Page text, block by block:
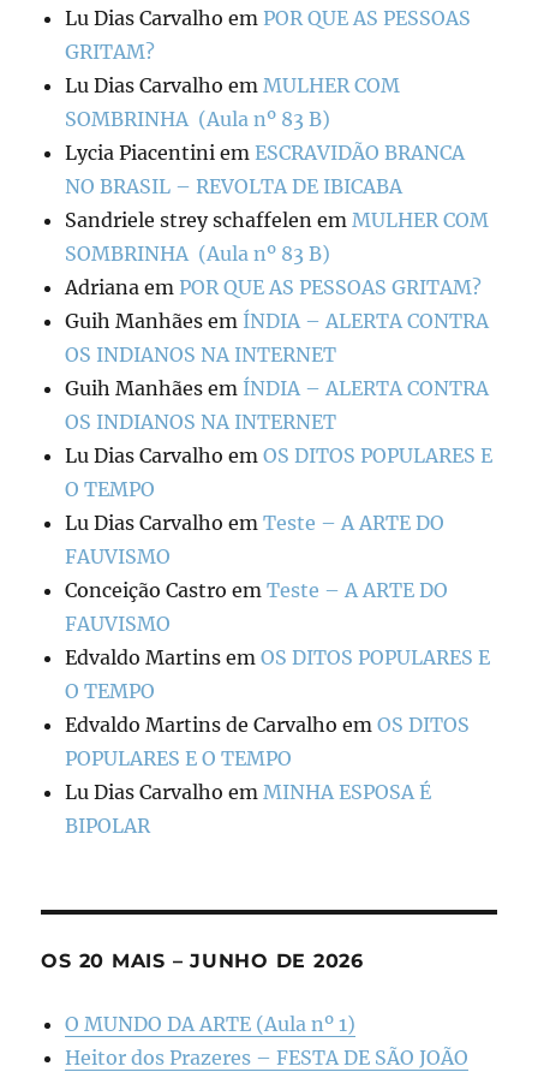
Lu Dias Carvalho emPOR QUE AS PESSOAS
GRITAM?
Lu Dias Carvalho emMULHER COM
SOMBRINHA (Aula nº 83 B)
Lycia Piacentini emESCRAVIDÃO BRANCA
NO BRASIL – REVOLTA DE IBICABA
Sandriele strey schaffelen emMULHER COM
SOMBRINHA (Aula nº 83 B)
Adriana emPOR QUE AS PESSOAS GRITAM?
Guih Manhães em ÍNDIA – ALERTA CONTRA
OS INDIANOS NA INTERNET
Guih Manhães em ÍNDIA – ALERTA CONTRA
OS INDIANOS NA INTERNET
Lu Dias Carvalho emOS DITOS POPULARES E
O TEMPO
Lu Dias Carvalho emTeste – A ARTE DO
FAUVISMO
Conceição Castro emTeste – A ARTE DO
FAUVISMO
Edvaldo Martins emOS DITOS POPULARES E
O TEMPO
Edvaldo Martins de Carvalho emOS DITOS
POPULARES E O TEMPO
Lu Dias Carvalho emMINHA ESPOSA É
BIPOLAR
OS 20 MAIS – JUNHO DE 2026
O MUNDO DA ARTE (Aula nº 1)
Heitor dos Prazeres – FESTA DE SÃO JOÃO